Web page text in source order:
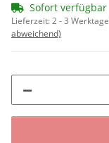
Sofort verfügbar
Lieferzeit:2 - 3 Werktage
abweichend)